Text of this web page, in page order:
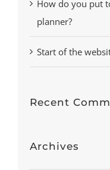
How do you put
planner?
Start of the
Recent
Archives